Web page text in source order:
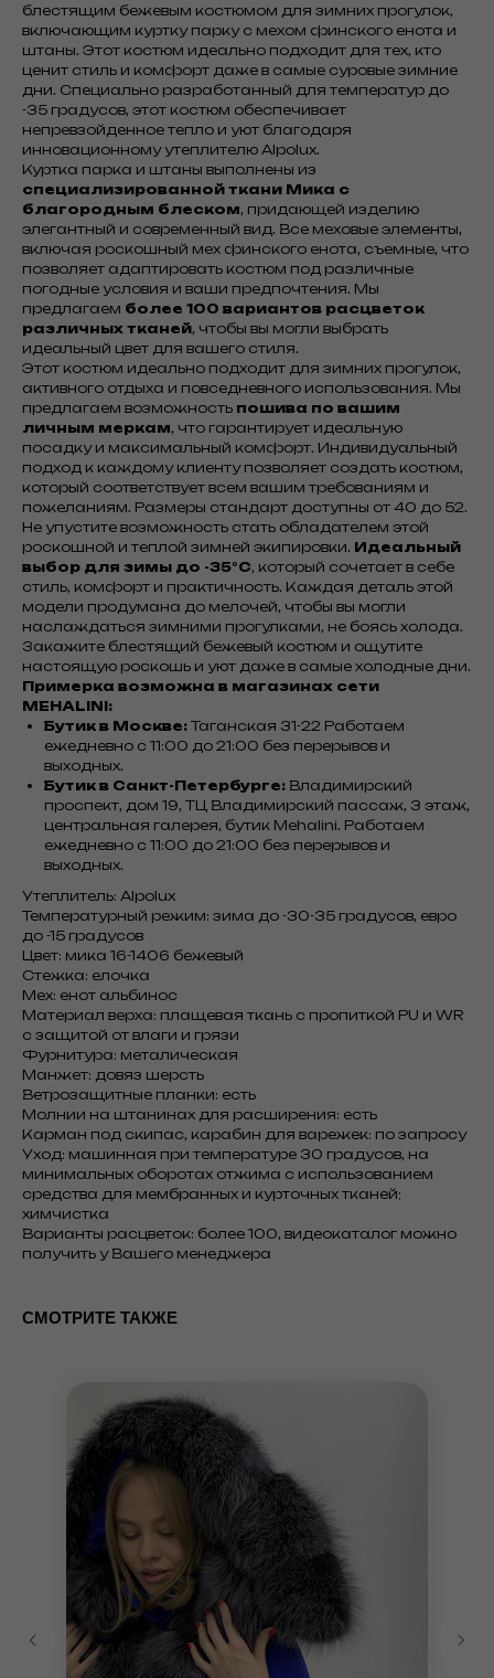
блестящим бежевым костюмом для зимних прогулок,
включающим куртку парку с мехом финского енота и
штаны. Этот костюм идеально подходит для тех, кто
ценит стиль и комфорт даже в самые суровые зимние
дни. Специально разработанный для температур до
-35 градусов, этот костюм обеспечивает
непревзойденное тепло и уют благодаря
инновационному утеплителю Alpolux.
Куртка парка и штаны выполнены из
специализированной ткани Мика с
благородным блеском, придающей изделию
элегантный и современный вид. Все меховые элементы,
включая роскошный мех финского енота, съемные, что
позволяет адаптировать костюм под различные
погодные условия и ваши предпочтения. Мы
предлагаем более 100 вариантов расцветок
различных тканей, чтобы вы могли выбрать
идеальный цвет для вашего стиля.
Этот костюм идеально подходит для зимних прогулок,
активного отдыха и повседневного использования. Мы
предлагаем возможность пошива по вашим
личным меркам, что гарантирует идеальную
посадку и максимальный комфорт. Индивидуальный
подход к каждому клиенту позволяет создать костюм,
который соответствует всем вашим требованиям и
пожеланиям. Размеры стандарт доступны от 40 до 52.
Не упустите возможность стать обладателем этой
роскошной и теплой зимней экипировки. Идеальный
выбор для зимы до -35°С, который сочетает в себе
стиль, комфорт и практичность. Каждая деталь этой
модели продумана до мелочей, чтобы вы могли
наслаждаться зимними прогулками, не боясь холода.
Закажите блестящий бежевый костюм и ощутите
настоящую роскошь и уют даже в самые холодные дни.
Примерка возможна в магазинах сети
MEHALINI:
Бутик в Москве: Таганская 31-22 Работаем
ежедневно с 11:00 до 21:00 без перерывов и
выходных.
Бутик в Санкт-Петербурге: Владимирский
проспект, дом 19, ТЦ Владимирский пассаж, 3 этаж,
центральная галерея, бутик Mehalini. Работаем
ежедневно с 11:00 до 21:00 без перерывов и
выходных.
Утеплитель: Alpolux
Температурный режим: зима до -30-35 градусов, евро
до -15 градусов
Цвет: мика 16-1406 бежевый
Стежка: елочка
Мех: енот альбинос
Материал верха: плащевая ткань с пропиткой PU и WR
с защитой от влаги и грязи
Фурнитура: металическая
Манжет: довяз шерсть
Ветрозащитные планки: есть
Молнии на штанинах для расширения: есть
Карман под скипас, карабин для варежек: по запросу
Уход: машинная при температуре 30 градусов, на
минимальных оборотах отжима с использованием
средства для мембранных и курточных тканей;
химчистка
Варианты расцветок: более 100, видеокаталог можно
получить у Вашего менеджера
СМОТРИТЕ ТАКЖЕ